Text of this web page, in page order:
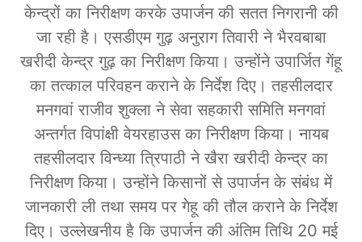
केन्द्रों का निरीक्षण करके उपार्जन की सतत निगरानी की
जा रही है। एसडीएम गुढ़ अनुराग तिवारी ने भैरवबाबा
खरीदी केन्द्र गुढ़ का निरीक्षण किया। उन्होंने उपार्जित गेंहू
का तत्काल परिवहन कराने के निर्देश दिए। तहसीलदार
मनगवां राजीव शुक्ला ने सेवा सहकारी समिति मनगवां
अन्तर्गत विपांक्षी वेयरहाउस का निरीक्षण किया। नायब
तहसीलदार विन्ध्या त्रिपाठी ने खैरा खरीदी केन्द्र का
निरीक्षण किया। उन्होंने किसानों से उपार्जन के संबंध में
जानकारी ली तथा समय पर गेहू की तौल कराने के निर्देश
दिए। उल्लेखनीय है कि उपार्जन की अंतिम तिथि 20 मई